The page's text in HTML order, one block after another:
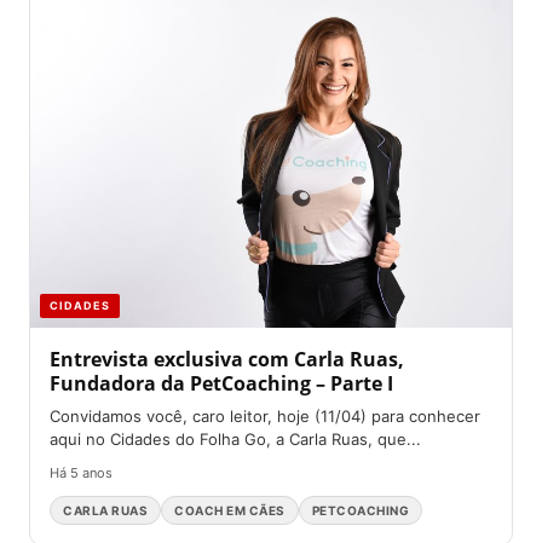
CIDADES
Entrevista exclusiva com Carla Ruas,
Fundadora da PetCoaching – Parte I
Convidamos você, caro leitor, hoje (11/04) para conhecer
aqui no Cidades do Folha Go, a Carla Ruas, que...
Há 5 anos
CARLA RUAS COACH EM CÃES PETCOACHING